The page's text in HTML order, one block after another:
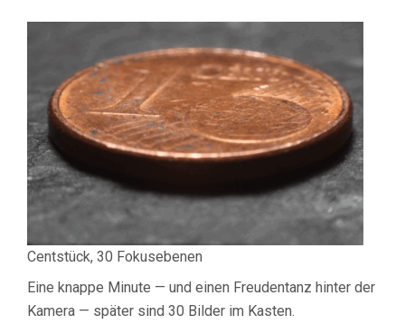
Centstück, 30 Fokusebenen
Eine knappe Minute — und einen Freudentanz hinter der
Kamera — später sind 30 Bilder im Kasten.